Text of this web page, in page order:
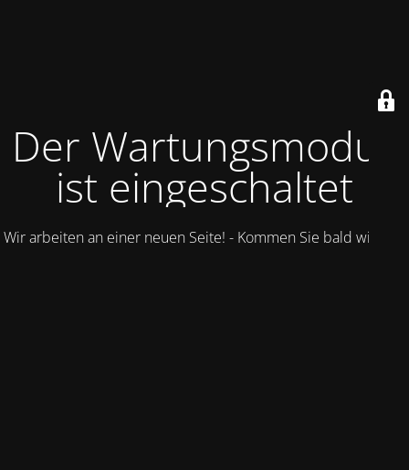
Der Wartungsmodus
ist eingeschaltet
Wir arbeiten an einer neuen Seite! - Kommen Sie bald wieder.